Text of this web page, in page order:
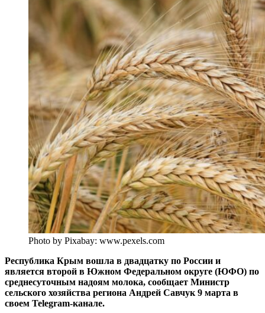
Photo by Pixabay: www.pexels.com
Республика Крым вошла в двадцатку по России и
является второй в Южном Федеральном округе (ЮФО) по
среднесуточным надоям молока, сообщает Министр
сельского хозяйства региона Андрей Савчук 9 марта в
своем Telegram-канале.